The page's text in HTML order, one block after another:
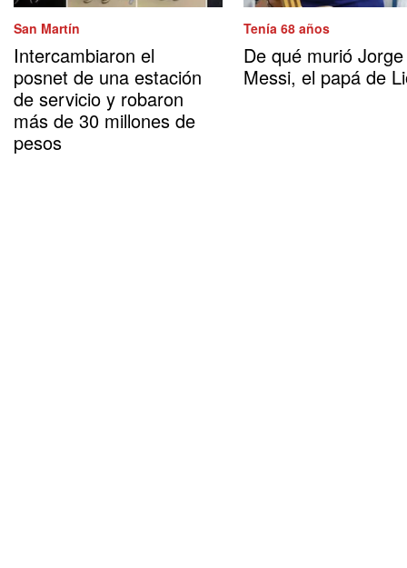
San Martín
Intercambiaron el
posnet de una estación
de servicio y robaron
más de 30 millones de
pesos
Tenía 68 años
De qué murió Jorge
Messi, el papá de